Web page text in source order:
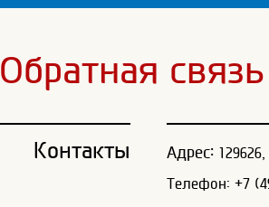
Обратная связь
Контакты Адрес:
Телефон: +7